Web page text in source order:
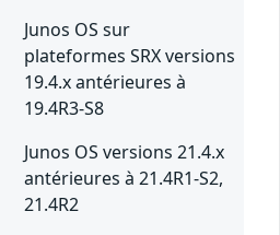
Junos OS sur
plateformes SRX versions
19.4.x antérieures à
19.4R3-S8
Junos OS versions 21.4.x
antérieures à 21.4R1-S2,
21.4R2